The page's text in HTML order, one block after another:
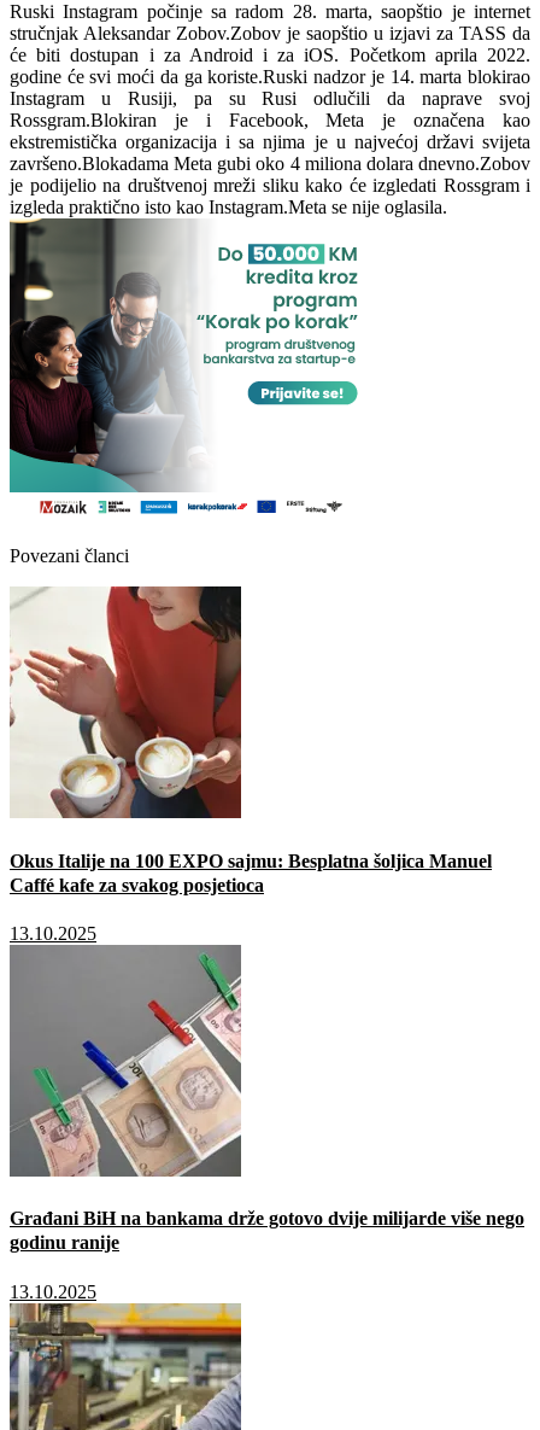
Ruski Instagram počinje sa radom 28. marta, saopštio je internet
stručnjak Aleksandar Zobov.Zobov je saopštio u izjavi za TASS da
će biti dostupan i za Android i za iOS. Početkom aprila 2022.
godine će svi moći da ga koriste.Ruski nadzor je 14. marta blokirao
Instagram u Rusiji, pa su Rusi odlučili da naprave svoj
Rossgram.Blokiran je i Facebook, Meta je označena kao
ekstremistička organizacija i sa njima je u najvećoj državi svijeta
završeno.Blokadama Meta gubi oko 4 miliona dolara dnevno.Zobov
je podijelio na društvenoj mreži sliku kako će izgledati Rossgram i
izgleda praktično isto kao Instagram.Meta se nije oglasila.
Povezani članci
Okus Italije na 100 EXPO sajmu: Besplatna šoljica Manuel
Caffé kafe za svakog posjetioca
13.10.2025
Građani BiH na bankama drže gotovo dvije milijarde više nego
godinu ranije
13.10.2025